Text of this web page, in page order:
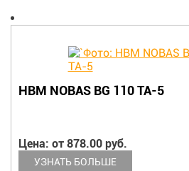
HBM NOBAS BG 110 TA-5
Цена: от 878.00 руб.
УЗНАТЬ БОЛЬШЕ